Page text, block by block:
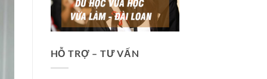
HỖ TRỢ – TƯ VẤN